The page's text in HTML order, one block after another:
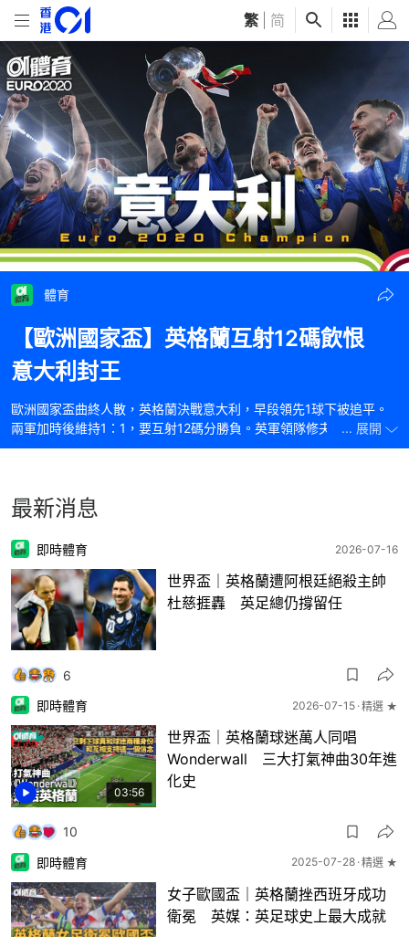
繁 简
體育
【歐洲國家盃】英格蘭互射12碼飲恨
意大利封王
歐洲國家盃曲終人散，英格蘭決戰意大利，早段領先1球下被追平。
兩軍加時後維持1：1，要互射12碼分勝負。英軍領隊修夫基在加時最
後1分鐘換入拉舒福特和查頓辛祖操刀，但兩人皆宴客；同是後備入
... 展開
最新消息
即時體育 2026-07-16
世界盃｜英格蘭遭阿根廷絕殺主帥
杜慈捱轟 英足總仍撐留任
6
03:56
即時體育 2026-07-15 精選 ★
世界盃｜英格蘭球迷萬人同唱
Wonderwall 三大打氣神曲30年進
化史
10
即時體育
2025-07-28 精選 ★
女子歐國盃｜英格蘭挫西班牙成功
衛冕 英媒：英足球史上最大成就